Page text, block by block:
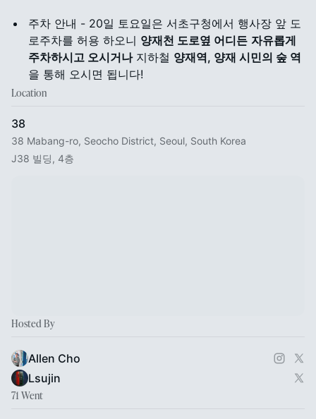
주차 안내 - 20일 토요일은 서초구청에서 행사장 앞 도
로주차를 허용 하오니 양재천 도로옆 어디든 자유롭게
주차하시고 오시거나지하철 양재역, 양재 시민의 숲 역
을 통해 오시면 됩니다!
Location
38
38 Mabang-ro, Seocho District, Seoul, South Korea
J38 빌딩, 4층
Hosted By
Allen Cho
Lsujin
71 Went